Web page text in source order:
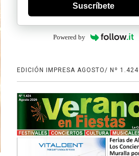
Suscríbete
Powered by
EDICIÓN IMPRESA AGOSTO/ Nº 1.424